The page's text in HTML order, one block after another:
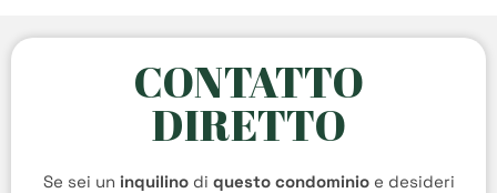
CONTATTO
DIRETTO
Se sei un inquilinodi questo condominioe desideri